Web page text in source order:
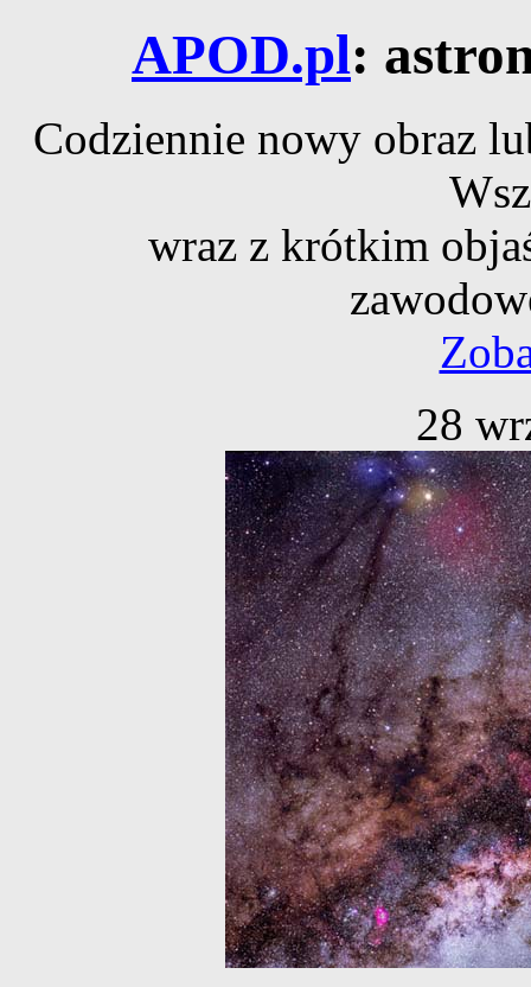
APOD.pl:
Codziennie nowy obraz
wraz z krótkim
28